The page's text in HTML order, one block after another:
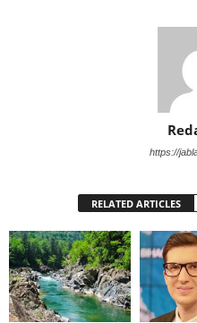
https://
RELATED ARTICLES